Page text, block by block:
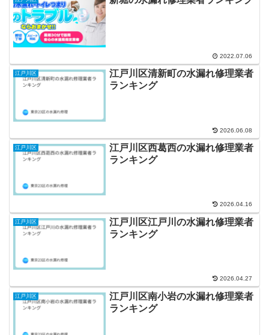
2022.07.06
江戸川区
江戸川区清新町の水漏れ修理業者
ランキング
2026.06.08
江戸川区
江戸川区西葛西の水漏れ修理業者
ランキング
2026.04.16
江戸川区
江戸川区江戸川の水漏れ修理業者
ランキング
2026.04.27
江戸川区
江戸川区南小岩の水漏れ修理業者
ランキング